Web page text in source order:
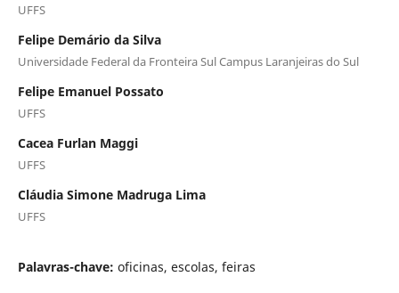
UFFS
Felipe Demário da Silva
Universidade Federal da Fronteira Sul Campus Laranjeiras do Sul
Felipe Emanuel Possato
UFFS
Cacea Furlan Maggi
UFFS
Cláudia Simone Madruga Lima
UFFS
Palavras-chave: oficinas, escolas, feiras